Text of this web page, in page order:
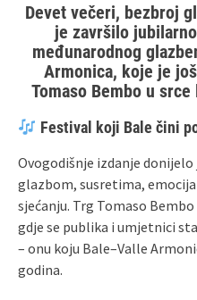
Devet večeri, bezbroj
je završilo
međunarodnog
Armonica, koje je
Tomaso Bembo u
Festival koji Bale čini
Ovogodišnje izdanje
glazbom, susretima,
sjećanju. Trg Tomaso
gdje se publika i umjetnici
– onu koju Bale–Valle
godina.